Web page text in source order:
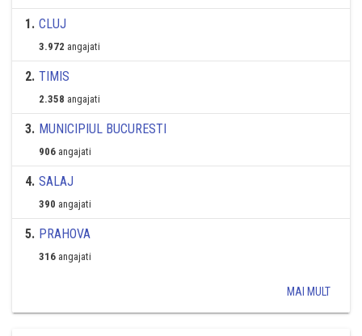
1. CLUJ
3.972 angajati
2. TIMIS
2.358 angajati
3. MUNICIPIUL BUCURESTI
906 angajati
4. SALAJ
390 angajati
5. PRAHOVA
316 angajati
MAI MULT